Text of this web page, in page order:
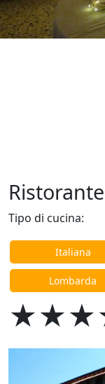
Tipo di cucina:
Italiana
Lombarda